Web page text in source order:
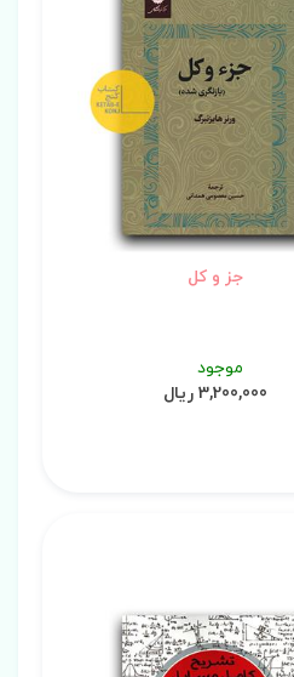
جز و کل
موجود
3,200,000 ریال